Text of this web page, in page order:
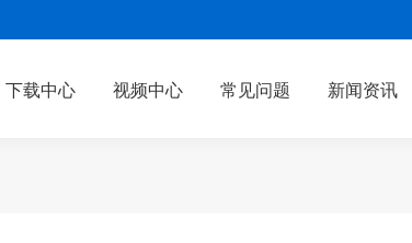
下载中心 视频中心 常见问题 新闻资讯